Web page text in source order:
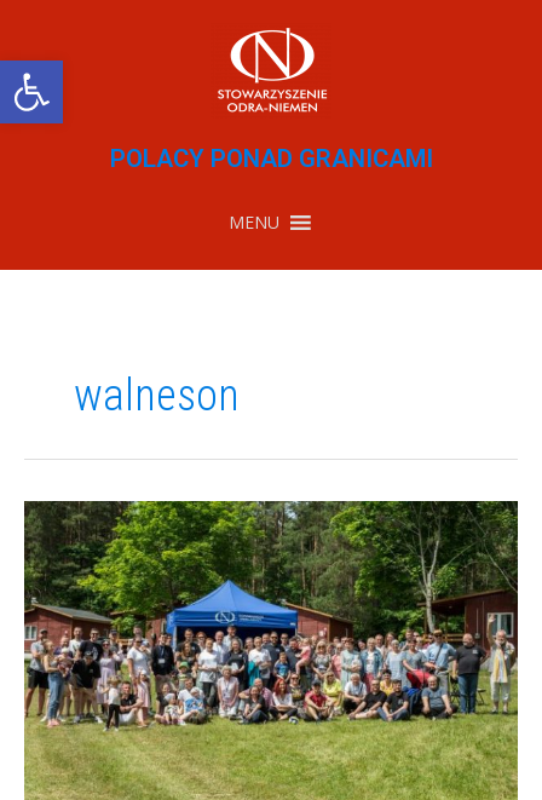
Otwórz pasek narzędzi
POLACY PONAD GRANICAMI
MENU
walneson
Spotkanie
środowiska
Odra-
Niemen
na
Podlasiu